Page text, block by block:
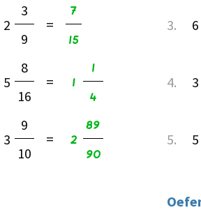
2
3
=
7
9 15
5
8
=
1
1
16 4
3
9
=
2
89
10 90
3. 6
4. 3
5. 5